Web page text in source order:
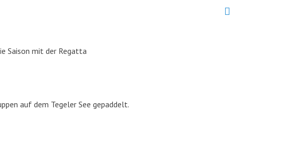
Saison mit der Regatta
auf dem Tegeler See gepaddelt.